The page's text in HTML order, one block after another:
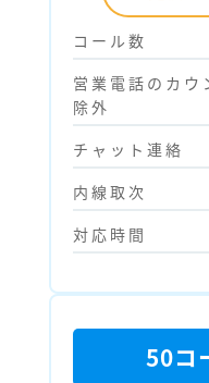
コール数
営業電話のカウ
除外
チャット連絡
内線取次
対応時間
50コ